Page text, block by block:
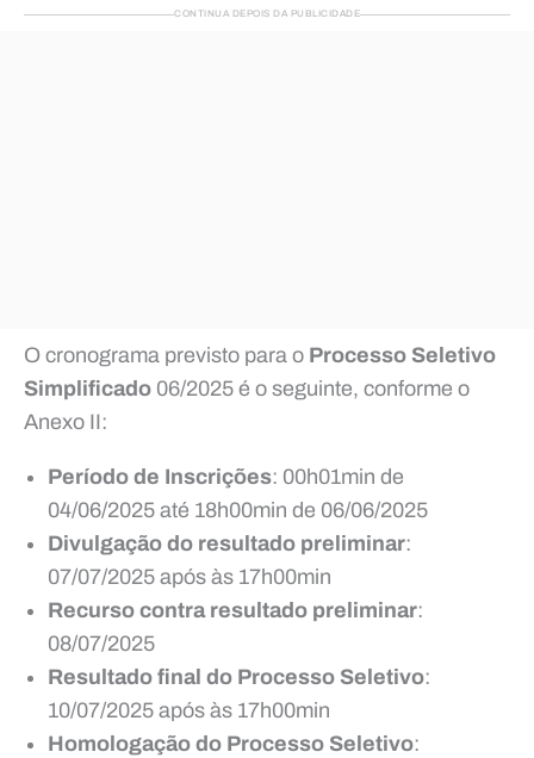
CONTINUA DEPOIS DA PUBLICIDADE
O cronograma previsto para o Processo Seletivo
Simplificado 06/2025 é o seguinte, conforme o
Anexo II:
Período de Inscrições: 00h01min de
04/06/2025 até 18h00min de 06/06/2025
Divulgação do resultado preliminar:
07/07/2025 após às 17h00min
Recurso contra resultado preliminar:
08/07/2025
Resultado final do Processo Seletivo:
10/07/2025 após às 17h00min
Homologação do Processo Seletivo: